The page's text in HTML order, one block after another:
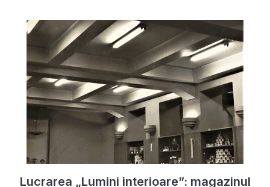
Lucrarea „Lumini interioare”: magazinul